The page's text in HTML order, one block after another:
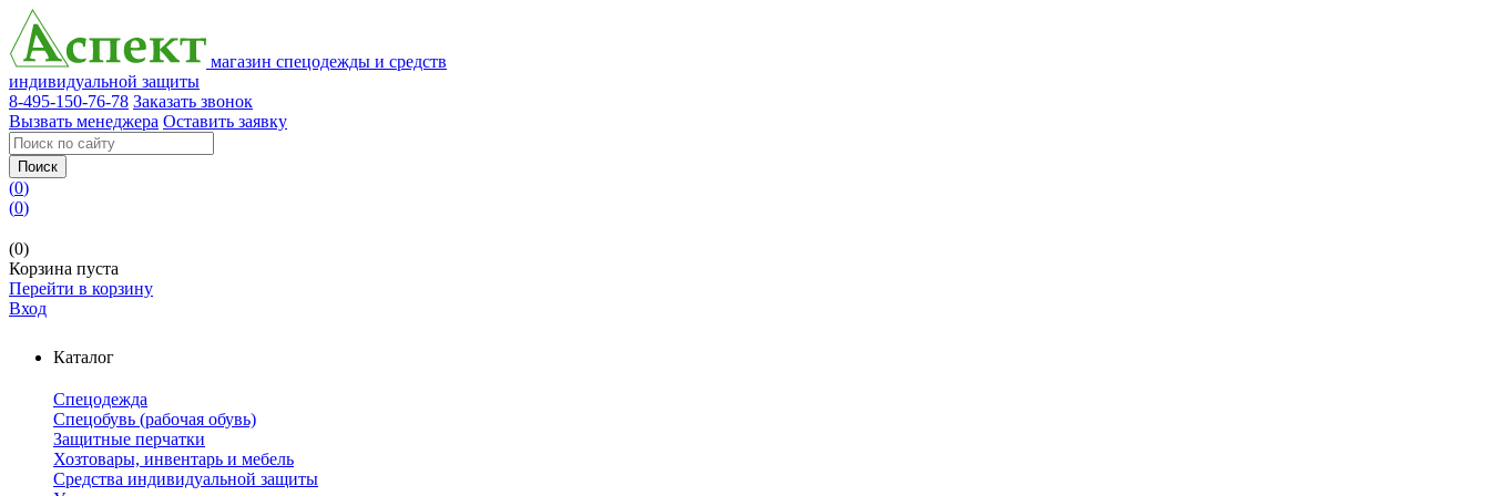
магазин спецодежды и средств
индивидуальной защиты
8-495-150-76-78 Заказать звонок
Вызвать менеджера Оставить заявку
Поиск
(0)
(0)
(0)
Корзина пуста
Перейти в корзину
Вход
Каталог
Спецодежда
Спецобувь (рабочая обувь)
Защитные перчатки
Хозтовары, инвентарь и мебель
Средства индивидуальной защиты